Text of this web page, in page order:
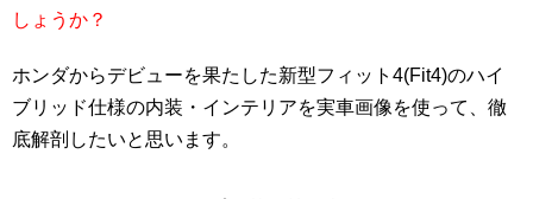
しょうか？
ホンダからデビューを果たした新型フィット4(Fit4)のハイ
ブリッド仕様の内装・インテリアを実車画像を使って、徹
底解剖したいと思います。